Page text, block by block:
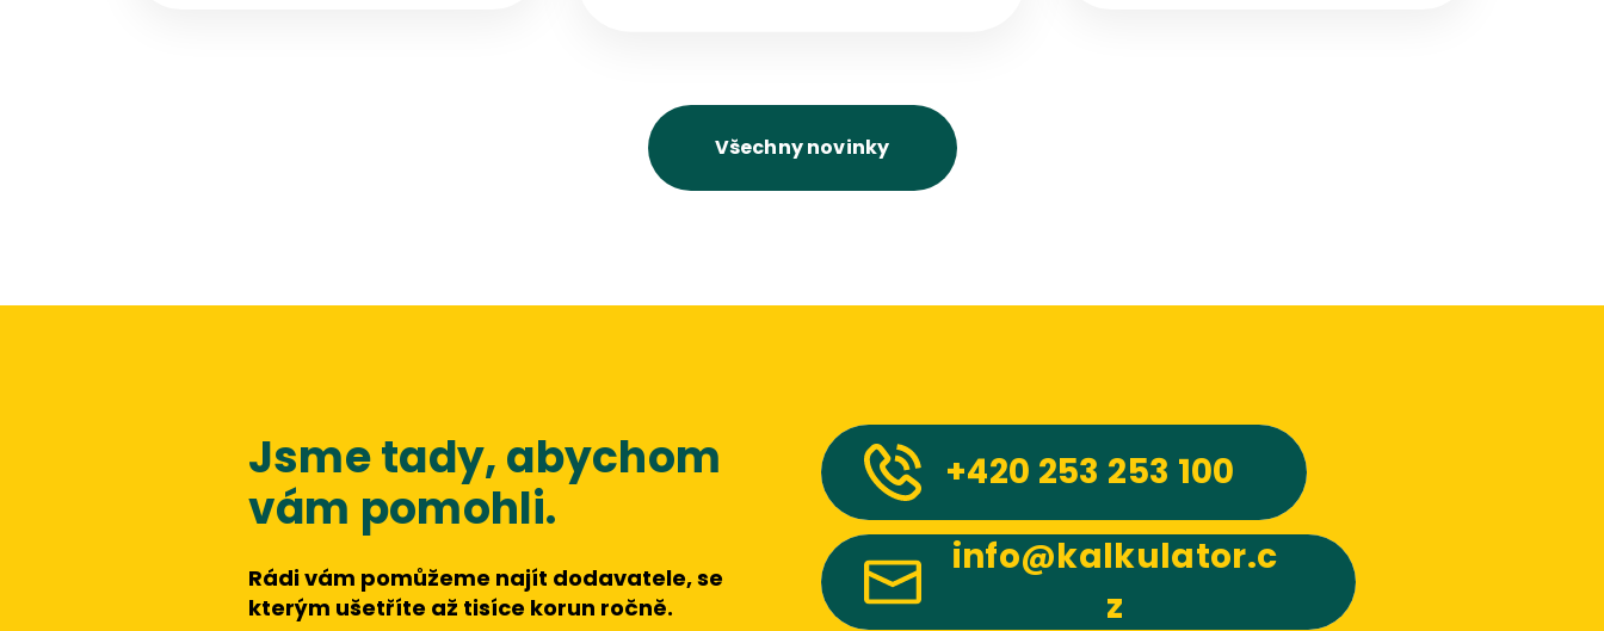
Všechny novinky
Jsme tady, abychom
vám pomohli.
Rádi vám pomůžeme najít dodavatele, se
kterým ušetříte až tisíce korun ročně.
+420 253 253 100
info@kalkulator.c
z